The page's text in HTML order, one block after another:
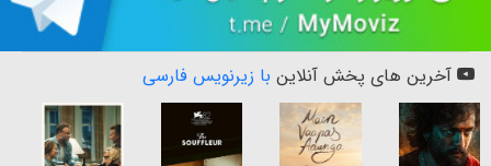
آخرین های پخش آنلاین با زیرنویس فارسی